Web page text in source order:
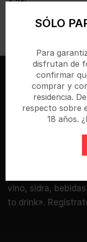
SÓLO
Para
disfrutan de
confirmar
comprar y
residencia.
respecto sobre
18 años.
4,3%
IVA incl.
vino, sidra,
to drink».